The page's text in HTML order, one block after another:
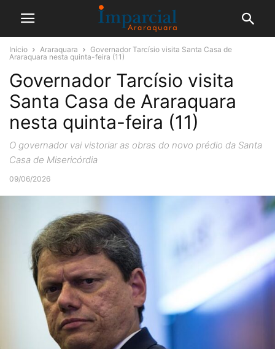
Início Araraquara
Governador Tarcísio visita Santa Casa de
Araraquara nesta quinta-feira (11)
Governador Tarcísio visita
Santa Casa de Araraquara
nesta quinta-feira (11)
O governador vai vistoriar as obras do novo prédio da Santa
Casa de Misericórdia
09/06/2026